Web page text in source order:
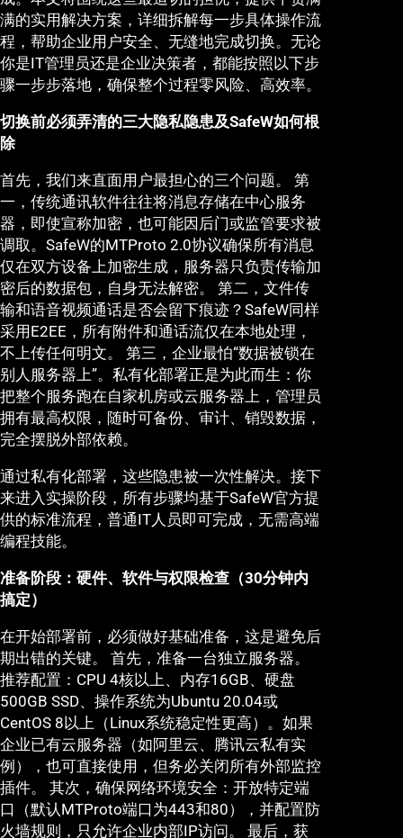
满的实用解决方案，详细拆解每一步具体操作流
程，帮助企业用户安全、无缝地完成切换。无论
你是IT管理员还是企业决策者，都能按照以下步
骤一步步落地，确保整个过程零风险、高效率。
切换前必须弄清的三大隐私隐患及SafeW如何根
除
首先，我们来直面用户最担心的三个问题。 第
一，传统通讯软件往往将消息存储在中心服务
器，即使宣称加密，也可能因后门或监管要求被
调取。SafeW的MTProto 2.0协议确保所有消息
仅在双方设备上加密生成，服务器只负责传输加
密后的数据包，自身无法解密。 第二，文件传
输和语音视频通话是否会留下痕迹？SafeW同样
采用E2EE，所有附件和通话流仅在本地处理，
不上传任何明文。 第三，企业最怕“数据被锁在
别人服务器上”。私有化部署正是为此而生：你
把整个服务跑在自家机房或云服务器上，管理员
拥有最高权限，随时可备份、审计、销毁数据，
完全摆脱外部依赖。
通过私有化部署，这些隐患被一次性解决。接下
来进入实操阶段，所有步骤均基于SafeW官方提
供的标准流程，普通IT人员即可完成，无需高端
编程技能。
准备阶段：硬件、软件与权限检查（30分钟内
搞定）
在开始部署前，必须做好基础准备，这是避免后
期出错的关键。 首先，准备一台独立服务器。
推荐配置：CPU 4核以上、内存16GB、硬盘
500GB SSD、操作系统为Ubuntu 20.04或
CentOS 8以上（Linux系统稳定性更高）。如果
企业已有云服务器（如阿里云、腾讯云私有实
例），也可直接使用，但务必关闭所有外部监控
插件。 其次，确保网络环境安全：开放特定端
口（默认MTProto端口为443和80），并配置防
火墙规则，只允许企业内部IP访问。 最后，获